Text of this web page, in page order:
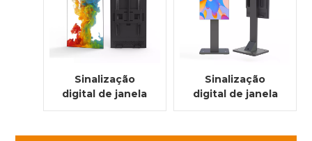
Sinalização
digital de janela
suspensa semi-
brilho de 55
Sinalização
digital de janela
semi-externa de
polegadas